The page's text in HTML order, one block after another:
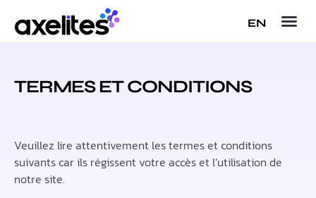
EN
TERMES ET CONDITIONS
Veuillez lire attentivement les termes et conditions
suivants car ils régissent votre accès et l’utilisation de
notre site.